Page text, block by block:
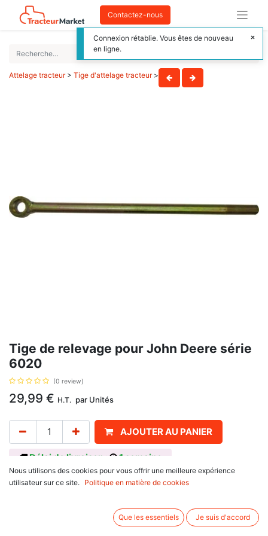
Contactez-nous
Attelage tracteur> Tige d'attelage tracteur>
Tige de relevage pour John Deere série
6020
(0 review)
29,99 € H.T. par Unités
AJOUTER AU PANIER
Délai de livraison : 1 semaine
Diamètre 25 mm, avec pour référence d'origine AL170951. Se monte sur
6000 SE Series : 6100 SE, 6200 SE, 6300 SE, 6400 SE,
6000 Series : 6100, 6200, 6300, 6400, 6506, 6600,
Nous utilisons des cookies pour vous offrir une meilleure expérience
utilisateur sur ce site.
Politique en matière de cookies
Que les essentiels Je suis d'accord
Connexion rétablie. Vous êtes de nouveau
en ligne.